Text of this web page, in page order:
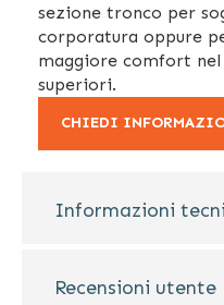
sezione tronco per
corporatura oppure
maggiore comfort
superiori.
CHIEDI
Informazioni
Recensioni utente